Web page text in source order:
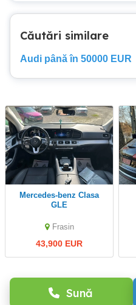
Sună
Căutări similare
Audi până în 50000 EUR
Mercedes-benz Clasa
GLE
Frasin
43,900 EUR